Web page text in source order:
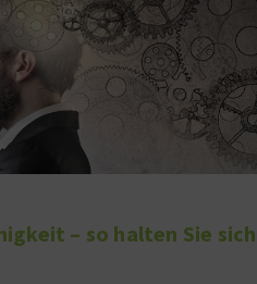
– so halten Sie sich